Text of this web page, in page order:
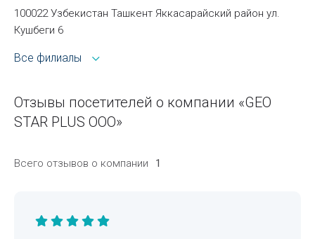
100022 Узбекистан Ташкент Яккасарайский район ул.
Кушбеги 6
Все филиалы
Отзывы посетителей о компании «GEO
STAR PLUS ООО»
Всего отзывов о компании 1